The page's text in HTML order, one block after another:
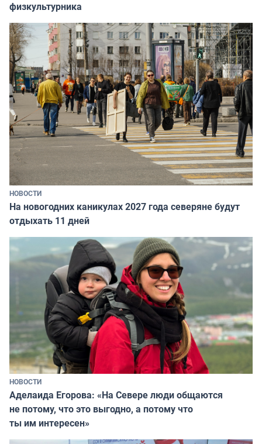
физкультурника
НОВОСТИ
На новогодних каникулах 2027 года северяне будут
отдыхать 11 дней
НОВОСТИ
Аделаида Егорова: «На Севере люди общаются
не потому, что это выгодно, а потому что
ты им интересен»